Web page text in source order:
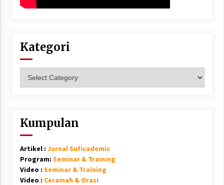
Kategori
Kumpulan
Artikel : Jurnal Suficademic
Program: Seminar & Training
Video : Seminar & Training
Video : Ceramah & Orasi